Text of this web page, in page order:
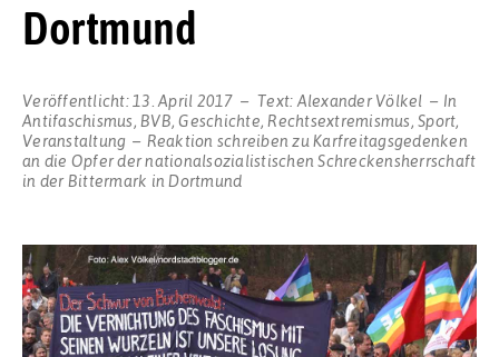
Dortmund
Veröffentlicht: 13. April 2017 Text: Alexander Völkel
In
Antifaschismus, BVB,Geschichte,Rechtsextremismus, Sport,
Veranstaltung
Reaktion schreiben zu Karfreitagsgedenken
an die Opfer der nationalsozialistischen Schreckensherrschaft
in der Bittermark in Dortmund